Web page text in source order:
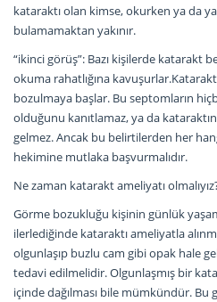
kataraktı olan kimse, okurken ya da
bulamamaktan yakınır.
“ikinci görüş”: Bazı kişilerde katarakt
okuma rahatlığına
bozulmaya başlar. Bu septomların
olduğunu kanıtlamaz, ya da
gelmez. Ancak bu belirtilerden her
hekimine mutlaka başvurmalıdır.
Ne zaman katarakt ameliyatı
Görme bozukluğu kişinin günlük
ilerlediğinde kataraktı ameliyatla
olgunlaşıp buzlu cam gibi opak hale
tedavi edilmelidir. Olgunlaşmış bir
içinde dağılması bile mümkündür. Bu